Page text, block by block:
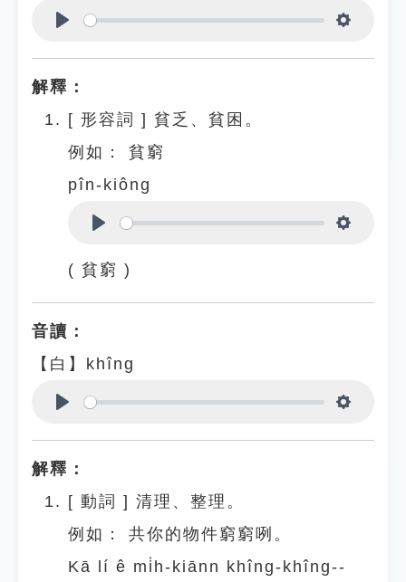
解釋：
[ 形容詞 ] 貧乏、貧困。
例如：
貧窮
pîn-kiông
( 貧窮 )
音讀：
【白】khîng
解釋：
[ 動詞 ] 清理、整理。
例如：
共你的物件窮窮咧。
Kā lí ê mi̍h-kiānn khîng-khîng--